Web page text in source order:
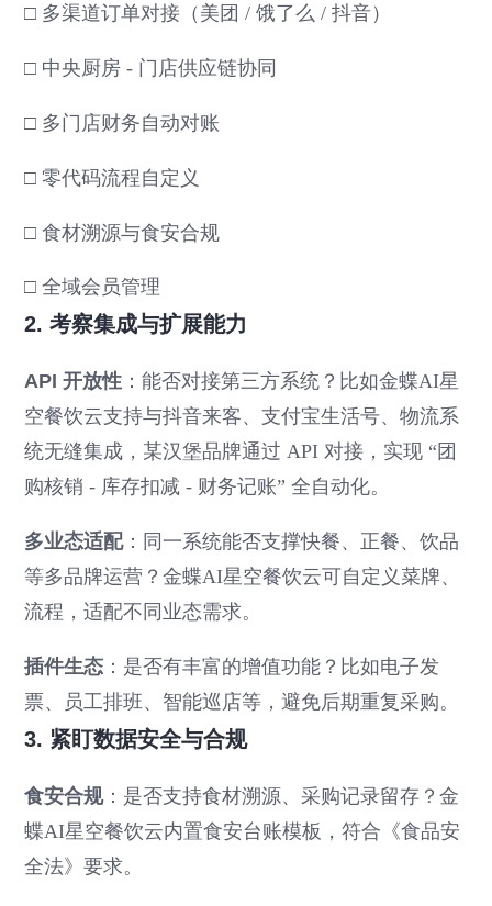
□ 多渠道订单对接（美团 / 饿了么 / 抖音）
□ 中央厨房 - 门店供应链协同
□ 多门店财务自动对账
□ 零代码流程自定义
□ 食材溯源与食安合规
□ 全域会员管理
2. 考察集成与扩展能力
API 开放性 ：能否对接第三方系统？比如金蝶AI星
空餐饮云支持与抖音来客、支付宝生活号、物流系
统无缝集成，某汉堡品牌通过 API 对接，实现 “团
购核销 - 库存扣减 - 财务记账” 全自动化。
多业态适配：同一系统能否支撑快餐、正餐、饮品
等多品牌运营？金蝶AI星空餐饮云可自定义菜牌、
流程，适配不同业态需求。
插件生态 ：是否有丰富的增值功能？比如电子发
票、员工排班、智能巡店等，避免后期重复采购。
3. 紧盯数据安全与合规
食安合规：是否支持食材溯源、采购记录留存？金
蝶AI星空餐饮云内置食安台账模板，符合《食品安
全法》要求。